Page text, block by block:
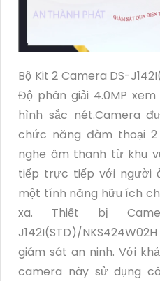
Bộ Kit 2 Camera DS-
Độ phân giải 4.0MP
hình sắc nét.Camera
chức năng đàm thoại
nghe âm thanh từ khu
tiếp trực tiếp với người
một tính năng hữu ích
xa. Thiết bị
J142I(STD)/
giám sát an ninh. Với
camera này sử dụng